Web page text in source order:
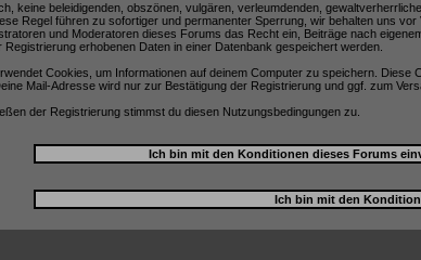
keine beleidigenden, obszönen, vulgären, verleumdenden,
Regel führen zu sofortiger und permanenter Sperrung, wir behalten uns
und Moderatoren dieses Forums das Recht ein, Beiträge nach
Registrierung erhobenen Daten in einer Datenbank gespeichert werden.
Cookies, um Informationen auf deinem Computer zu speichern.
Mail-Adresse wird nur zur Bestätigung der Registrierung und ggf. zum
der Registrierung stimmst du diesen Nutzungsbedingungen zu.